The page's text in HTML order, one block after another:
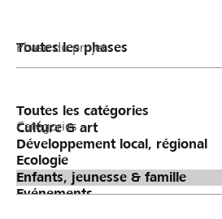
Phase du projet
Catégories